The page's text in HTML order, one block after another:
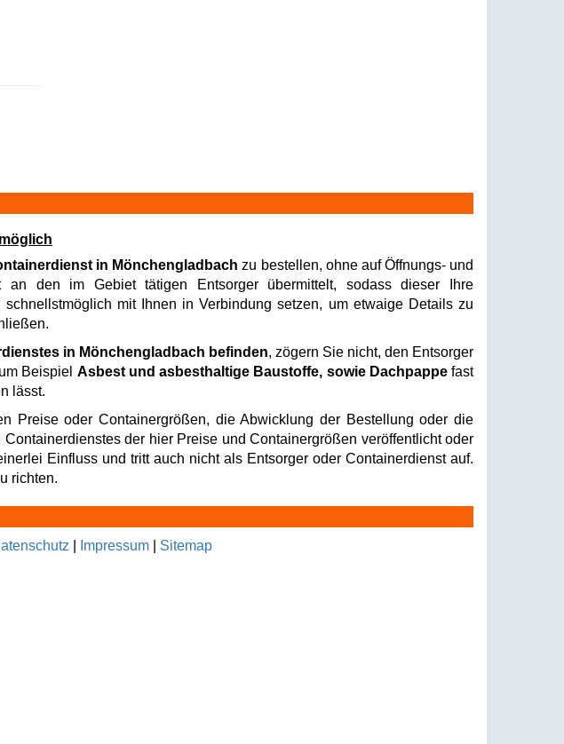
in Mönchengladbach zu bestellen, ohne auf Öffnungs- und
den im Gebiet tätigen Entsorger übermittelt, sodass dieser Ihre
mit Ihnen in Verbindung setzen, um etwaige Details zu
in Mönchengladbach befinden, zögern Sie nicht, den Entsorger
Beispiel Asbest und asbesthaltige Baustoffe, sowie Dachpappefast
lässt.
Preise oder Containergrößen, die Abwicklung der Bestellung oder die
der hier Preise und Containergrößen veröffentlicht oder
Einfluss und tritt auch nicht als Entsorger oder Containerdienst auf.
richten.
Impressum| Sitemap